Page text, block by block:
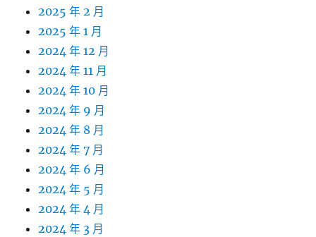
2025 年 2 月
2025 年 1 月
2024 年 12 月
2024 年 11 月
2024 年 10 月
2024 年 9 月
2024 年 8 月
2024 年 7 月
2024 年 6 月
2024 年 5 月
2024 年 4 月
2024 年 3 月